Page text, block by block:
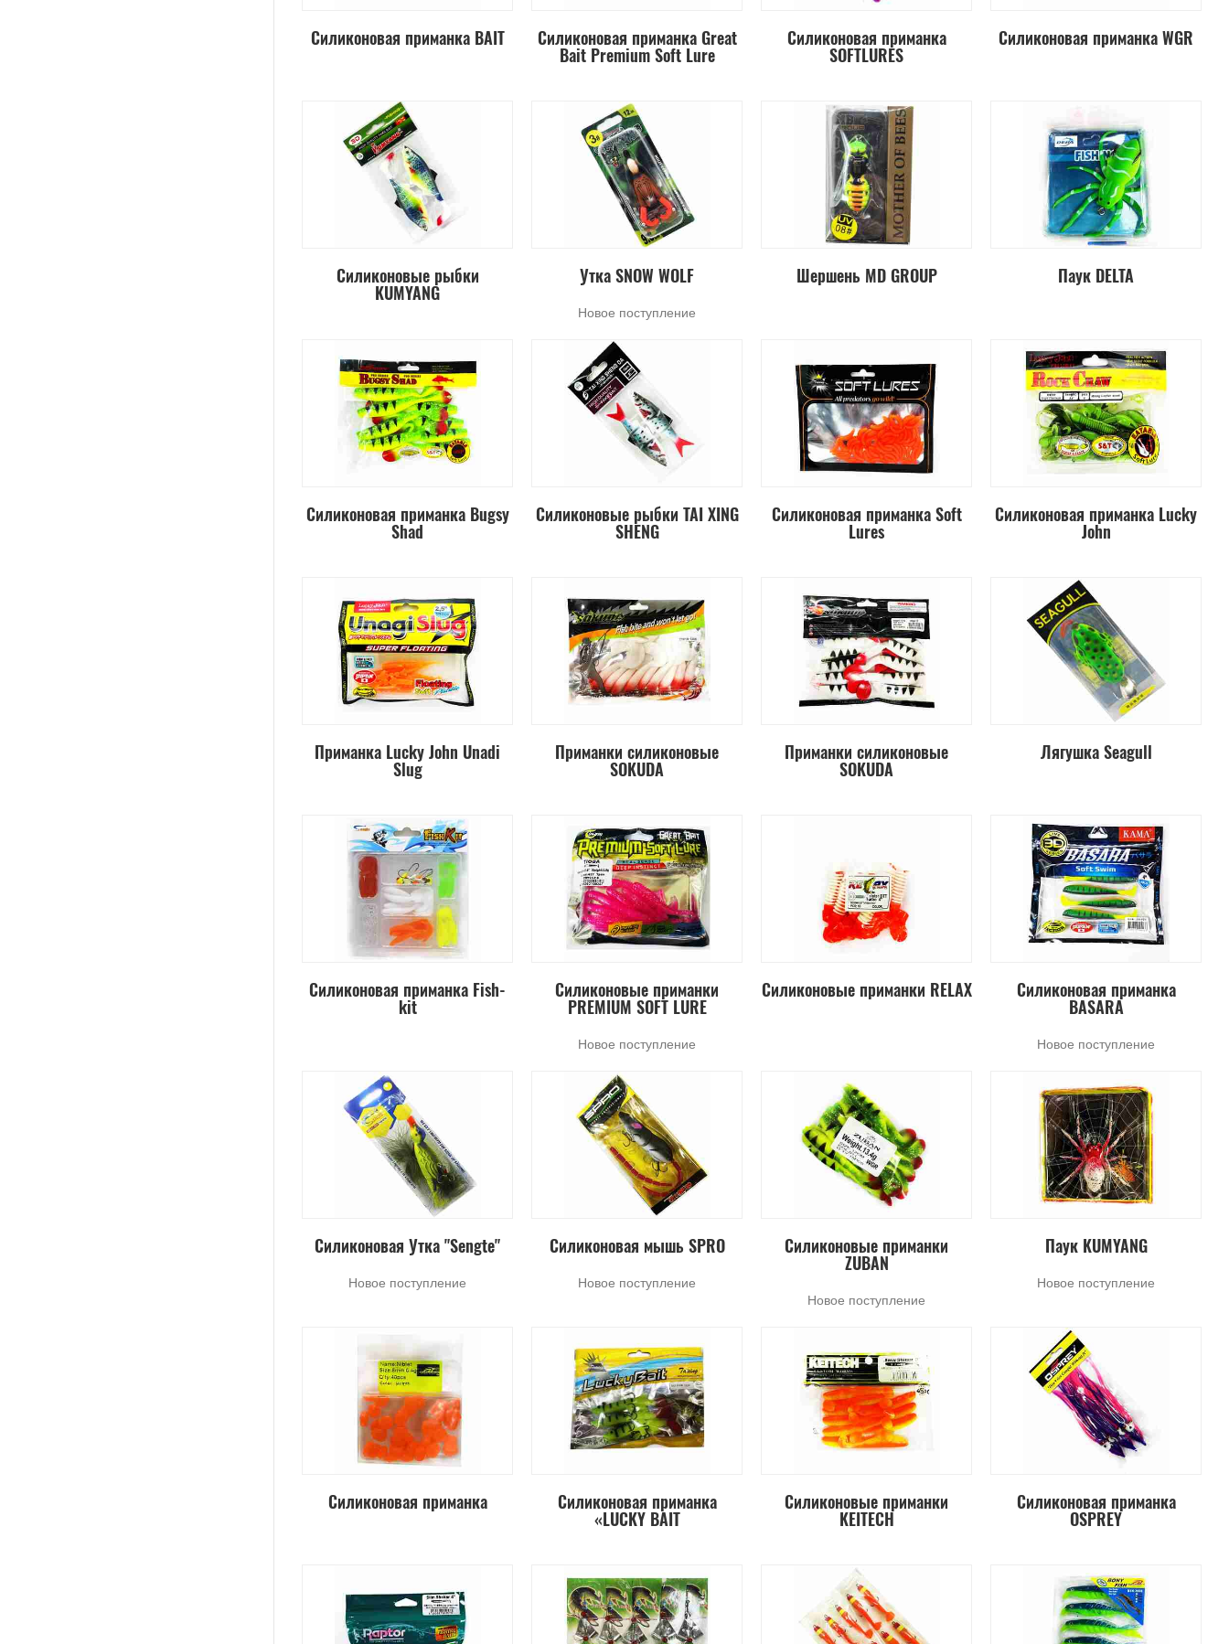
Силиконовая приманка BAIT Силиконовая приманка Great
Bait Premium Soft Lure
Силиконовая приманка
SOFTLURES
Силиконовая приманка WGR
Силиконовые рыбки
KUMYANG
Утка SNOW WOLF
Новое поступление
Шершень MD GROUP Паук DELTA
Силиконовая приманка Bugsy
Shad
Силиконовые рыбки TAI XING
SHENG
Силиконовая приманка Soft
Lures
Силиконовая приманка Lucky
John
Приманка Lucky John Unadi
Slug
Приманки силиконовые
SOKUDA
Приманки силиконовые
SOKUDA
Лягушка Seagull
Силиконовая приманка Fish-
kit
Силиконовые приманки
PREMIUM SOFT LURE
Новое поступление
Силиконовые приманки RELAX Силиконовая приманка
BASARA
Новое поступление
Силиконовая Утка "Sengte"
Новое поступление
Силиконовая мышь SPRO
Новое поступление
Силиконовые приманки
ZUBAN
Новое поступление
Паук KUMYANG
Новое поступление
Силиконовая приманка Силиконовая приманка
«LUCKY BAIT
Силиконовые приманки
KEITECH
Силиконовая приманка
OSPREY